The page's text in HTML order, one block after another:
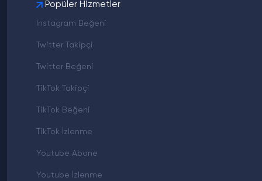
Popüler Hizmetler
Instagram Beğeni
Twitter Takipçi
Twitter Beğeni
TikTok Takipçi
TikTok Beğeni
TikTok İzlenme
Youtube Abone
Youtube İzlenme